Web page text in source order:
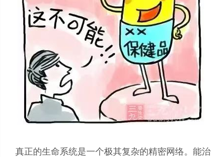
真正的生命系统是一个极其复杂的精密网络。能治